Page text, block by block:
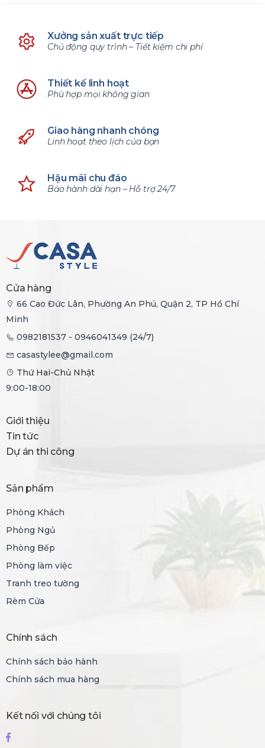
Xưởng sản xuất trực tiếp
Chủ động quy trình – Tiết kiệm chi phí
Thiết kế linh hoạt
Phù hợp mọi không gian
Giao hàng nhanh chóng
Linh hoạt theo lịch của bạn
Hậu mãi chu đáo
Bảo hành dài hạn – Hỗ trợ 24/7
Cửa hàng
66 Cao Đức Lân, Phường An Phú, Quận 2, TP Hồ Chí
Minh
0982181537 - 0946041349 (24/7)
casastylee@gmail.com
Thứ Hai-Chủ Nhật
9:00-18:00
Giới thiệu
Tin tức
Dự án thi công
Sản phẩm
Phòng Khách
Phòng Ngủ
Phòng Bếp
Phòng làm việc
Tranh treo tường
Rèm Cửa
Chính sách
Chính sách bảo hành
Chính sách mua hàng
Kết nối với chúng tôi